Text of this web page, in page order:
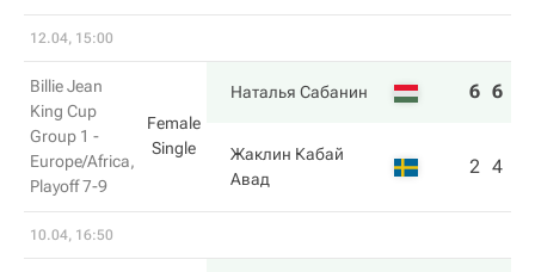
12.04, 15:00
Billie Jean
King Cup
Group 1 -
Europe/Africa,
Playoff 7-9
Female
Single
Наталья Сабанин 6 6
Жаклин Кабай
Авад
2 4
10.04, 16:50